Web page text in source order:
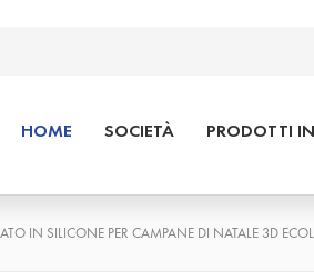
HOME SOCIETÀ PRODOTTI
IN SILICONE PER CAMPANE DI NATALE 3D